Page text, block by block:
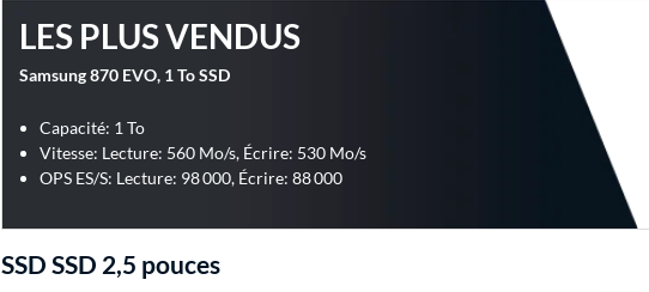
LES PLUS VENDUS
Samsung 870 EVO, 1 To SSD
Capacité: 1 To
Vitesse: Lecture: 560 Mo/s, Écrire: 530 Mo/s
OPS ES/S: Lecture: 98 000, Écrire: 88 000
SSD SSD 2,5 pouces